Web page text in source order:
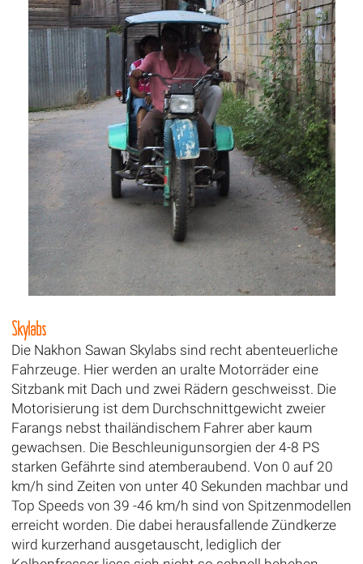
Skylabs
Die Nakhon Sawan Skylabs sind recht abenteuerliche
Fahrzeuge. Hier werden an uralte Motorräder eine
Sitzbank mit Dach und zwei Rädern geschweisst. Die
Motorisierung ist dem Durchschnittgewicht zweier
Farangs nebst thailändischem Fahrer aber kaum
gewachsen. Die Beschleunigunsorgien der 4-8 PS
starken Gefährte sind atemberaubend. Von 0 auf 20
km/h sind Zeiten von unter 40 Sekunden machbar und
Top Speeds von 39 -46 km/h sind von Spitzenmodellen
erreicht worden. Die dabei herausfallende Zündkerze
wird kurzerhand ausgetauscht, lediglich der